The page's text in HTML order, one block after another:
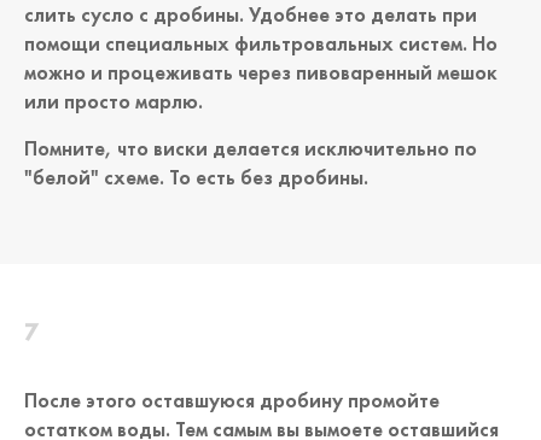
слить сусло с дробины. Удобнее это делать при
помощи специальных фильтровальных систем. Но
можно и процеживать через пивоваренный мешок
или просто марлю.
Помните, что виски делается исключительно по
"белой" схеме. То есть без дробины.
После этого оставшуюся дробину промойте
остатком воды. Тем самым вы вымоете оставшийся